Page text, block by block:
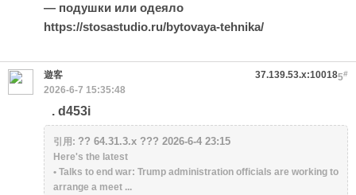
— подушки или одеяло
https://stosastudio.ru/bytovaya-tehnika/
5#
遊客
37.139.53.x:10018
2026-6-7 15:35:48
. d453i
引用: ?? 64.31.3.x ??? 2026-6-4 23:15
Here's the latest
• Talks to end war: Trump administration officials are working to
arrange a meet ...